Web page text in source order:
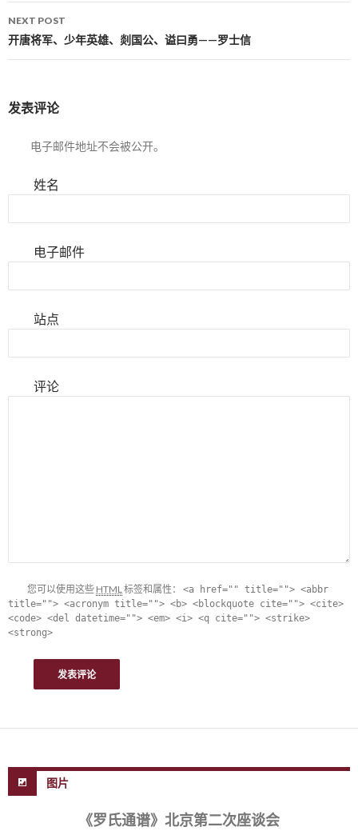
NEXT POST
开唐将军、少年英雄、剡国公、谥曰勇——罗士信
发表评论
电子邮件地址不会被公开。
姓名
电子邮件
站点
评论
您可以使用这些 HTML标签和属性： <a href="" title=""> <abbr
title=""> <acronym title=""> <b> <blockquote cite=""> <cite>
<code> <del datetime=""> <em> <i> <q cite=""> <strike>
<strong>
图片
《罗氏通谱》北京第二次座谈会